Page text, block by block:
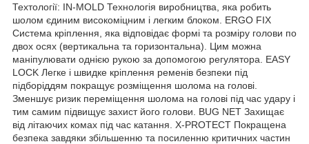
Техтології: IN-MOLD Технологія виробництва, яка робить
шолом єдиним високоміцним і легким блоком. ERGO FIX
Система кріплення, яка відповідає формі та розміру голови по
двох осях (вертикальна та горизонтальна). Цим можна
маніпулювати однією рукою за допомогою регулятора. EASY
LOCK Легке і швидке кріплення ременів безпеки під
підборіддям покращує розміщення шолома на голові.
Зменшує ризик переміщення шолома на голові під час удару і
тим самим підвищує захист його голови. BUG NET Захищає
від літаючих комах під час катання. X-PROTECT Покращена
безпека завдяки збільшенню та посиленню критичних частин